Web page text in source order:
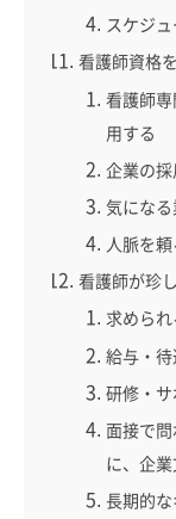
スケジ
看護師資格
看護師
用する
企業の
気にな
人脈を頼
看護師が珍
求めら
給与・
研修・
面接で
に、企
長期的